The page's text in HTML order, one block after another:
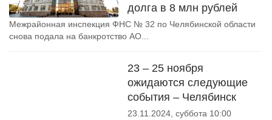
долга в 8 млн рублей
Межрайонная инспекция ФНС № 32 по Челябинской области
снова подала на банкротство АО...
23 – 25 ноября
ожидаются следующие
события – Челябинск
23.11.2024, суббота 10:00